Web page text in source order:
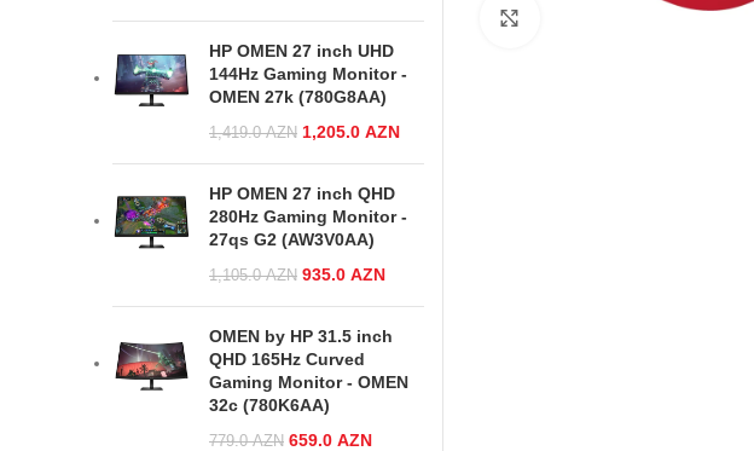
1,919.0 AZN.
HP OMEN 27 inch UHD
144Hz Gaming Monitor -
OMEN 27k (780G8AA)
1,419.0AZN Original price
1,419.0 AZN.
1,205.0 AZN
HP OMEN 27 inch QHD
280Hz Gaming Monitor -
27qs G2 (AW3V0AA)
1,105.0AZN Original price
1,105.0 AZN.
935.0 AZN
OMEN by HP 31.5 inch
QHD 165Hz Curved
Gaming Monitor - OMEN
32c (780K6AA)
779.0AZN Original price was:
659.0 AZN